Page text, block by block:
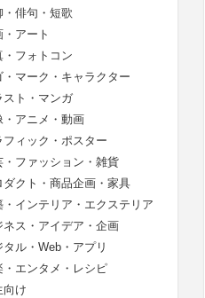
・俳句・短歌
・アート
・フォトコン
・マーク・キャラクター
スト・マンガ
・アニメ・動画
フィック・ポスター
・ファッション・雑貨
ダクト・商品企画・家具
・インテリア・エクステリア
ネス・アイデア・企画
タル・Web・アプリ
・エンタメ・レシピ
向け